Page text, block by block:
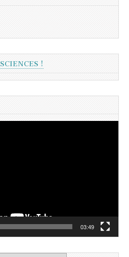
!
03:49